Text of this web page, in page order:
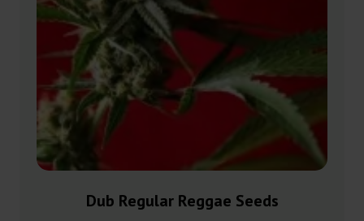
Dub Regular Reggae Seeds